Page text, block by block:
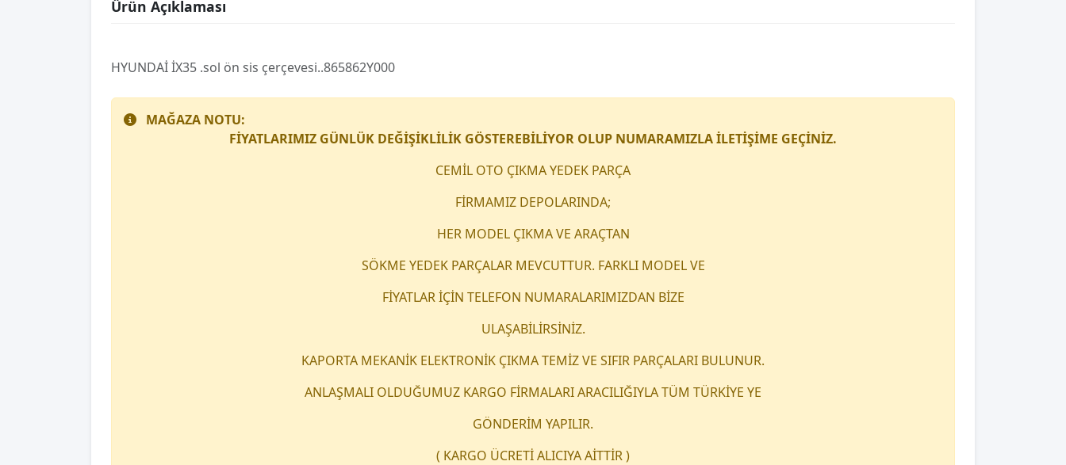
Ürün Açıklaması
HYUNDAİ İX35 .sol ön sis çerçevesi..865862Y000
MAĞAZA NOTU:
FİYATLARIMIZ GÜNLÜK DEĞİŞİKLİLİK GÖSTEREBİLİYOR OLUP NUMARAMIZLA İLETİŞİME GEÇİNİZ.
CEMİL OTO ÇIKMA YEDEK PARÇA
FİRMAMIZ DEPOLARINDA;
HER MODEL ÇIKMA VE ARAÇTAN
SÖKME YEDEK PARÇALAR MEVCUTTUR. FARKLI MODEL VE
FİYATLAR İÇİN TELEFON NUMARALARIMIZDAN BİZE
ULAŞABİLİRSİNİZ.
KAPORTA MEKANİK ELEKTRONİK ÇIKMA TEMİZ VE SIFIR PARÇALARI BULUNUR.
ANLAŞMALI OLDUĞUMUZ KARGO FİRMALARI ARACILIĞIYLA TÜM TÜRKİYE YE
GÖNDERİM YAPILIR.
( KARGO ÜCRETİ ALICIYA AİTTİR )